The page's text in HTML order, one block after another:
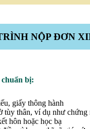
NỘP ĐƠN
chuẩn bị:
giấy thông hành
tùy thân, ví dụ như
hôn hoặc học bạ